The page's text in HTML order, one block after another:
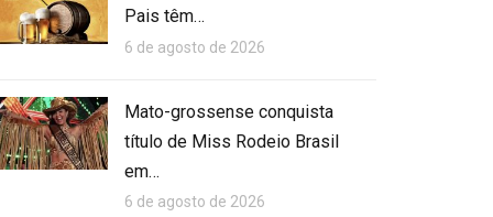
Pais têm…
6 de agosto de 2026
Mato-grossense conquista
título de Miss Rodeio Brasil
em…
6 de agosto de 2026